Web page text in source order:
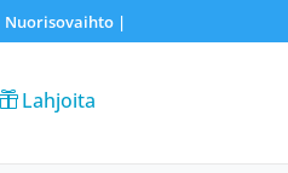
Nuorisovaihto|
Lahjoita